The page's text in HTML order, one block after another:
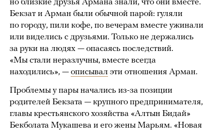
но близкие друзья Армана знали, что они вместе.
Бекзат и Арман были обычной парой: гуляли
по городу, пили кофе, по вечерам вместе ужинали
или виделись с друзьями. Только не держались
за руки на людях — опасаясь последствий.
«Мы стали неразлучны, вместе всегда
находились», — описывал эти отношения Арман.
Проблемы у пары начались из-за позиции
родителей Бекзата — крупного предпринимателя,
главы крестьянского хозяйства «Алтын Бидай»
Бекболата Мукашева и его жены Марьям. «Новая